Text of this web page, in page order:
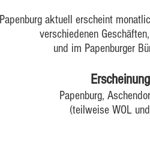
Papenburg aktuell erscheint
verschiedenen
und im Papenburger
Papenburg,
(teilweise WOL